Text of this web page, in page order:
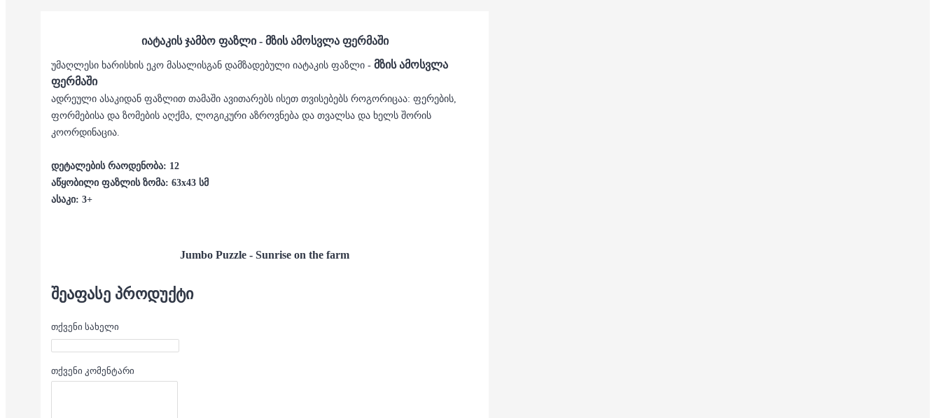
იატაკის ჯამბო ფაზლი - მზის ამოსვლა ფერმაში
უმაღლესი ხარისხის ეკო მასალისგან დამზადებული იატაკის ფაზლი - მზის ამოსვლა
ფერმაში
ადრეული ასაკიდან ფაზლით თამაში ავითარებს ისეთ თვისებებს როგორიცაა: ფერების,
ფორმებისა და ზომების აღქმა, ლოგიკური აზროვნება და თვალსა და ხელს შორის
კოორდინაცია.
დეტალების რაოდენობა: 12
აწყობილი ფაზლის ზომა: 63x43 სმ
ასაკი: 3+
Jumbo Puzzle - Sunrise on the farm
ᲨᲔᲐᲤᲐᲡᲔ ᲞᲠᲝᲓᲣᲥᲢᲘ
თქვენი სახელი
თქვენი კომენტარი